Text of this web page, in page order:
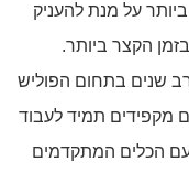
על מנת להעניק
הקצר ביותר.
רב שנים בתחום הפוליש
מקפידים תמיד לעבוד
הכלים המתקדמים